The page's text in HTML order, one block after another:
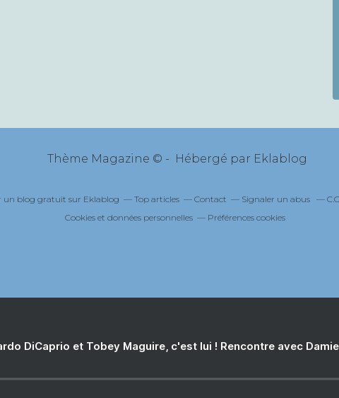
Thème Magazine © - Hébergé par Eklablog
un blog gratuit sur Eklablog Top articles Contact Signaler un abus
Cookies et données personnelles
Préférences cookies
DiCaprio et Tobey Maguire, c'est lui ! Rencontre avec